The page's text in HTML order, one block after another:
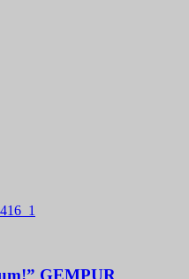
GEMPUR